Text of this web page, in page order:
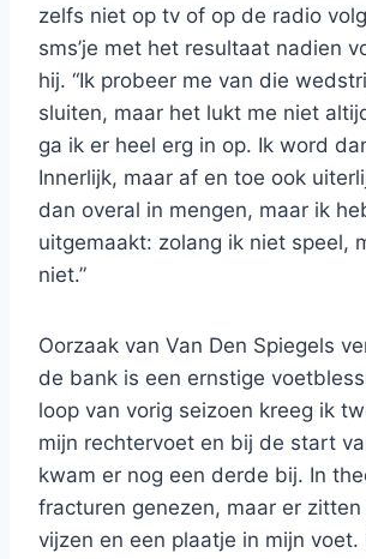
zelfs niet op tv of op de radio
sms’je met het resultaat nadien
hij. “Ik probeer me van die
sluiten, maar het lukt me niet
ga ik er heel erg in op. Ik word
Innerlijk, maar af en toe ook
dan overal in mengen, maar ik
uitgemaakt: zolang ik niet speel,
niet.”
Oorzaak van Van Den Spiegels
de bank is een ernstige
loop van vorig seizoen kreeg ik
mijn rechtervoet en bij de start
kwam er nog een derde bij. In
fracturen genezen, maar er zitten
vijzen en een plaatje in mijn